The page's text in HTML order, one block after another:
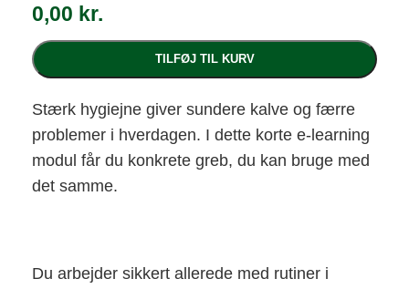
0,00 kr.
TILFØJ TIL KURV
Stærk hygiejne giver sundere kalve og færre
problemer i hverdagen. I dette korte e-learning
modul får du konkrete greb, du kan bruge med
det samme.
Du arbejder sikkert allerede med rutiner i